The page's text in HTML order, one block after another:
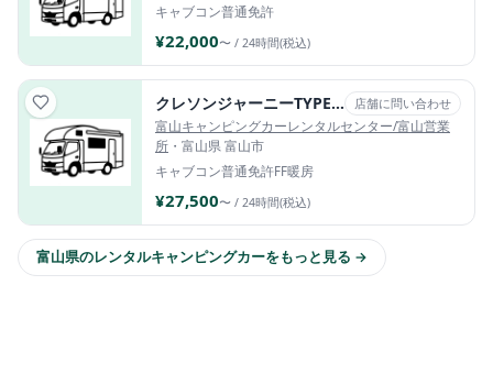
キャブコン普通免許
¥22,000〜 / 24時間(税込)
クレソンジャーニーTYPE W 店舗に問い合わせ
富山キャンピングカーレンタルセンター/富山営業
所 ・富山県 富山市
キャブコン普通免許FF暖房
¥27,500〜 / 24時間(税込)
富山県のレンタルキャンピングカーをもっと見る →